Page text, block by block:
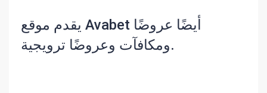
يقدم موقع Avabet أيضًا عروضًا
ومكافآت وعروضًا ترويجية.